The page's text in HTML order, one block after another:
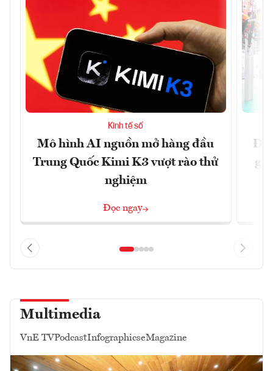
Kinh tế số
Mô hình AI nguồn mở hàng đầu
Trung Quốc Kimi K3 vượt rào thử
nghiệm
Đọc ngay
Đề
Multimedia
VnE TVPodcastInfographicseMagazine